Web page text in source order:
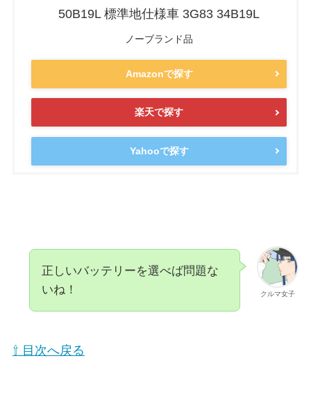
50B19L 標準地仕様車 3G83 34B19L
ノーブランド品
Amazonで探す
楽天で探す
Yahooで探す
クルマ女子
正しいバッテリーを選べば問題な
いね！
⇧ 目次へ戻る